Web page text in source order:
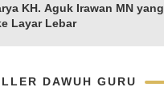
KH. Aguk Irawan MN yang
Layar Lebar
DAWUH GURU